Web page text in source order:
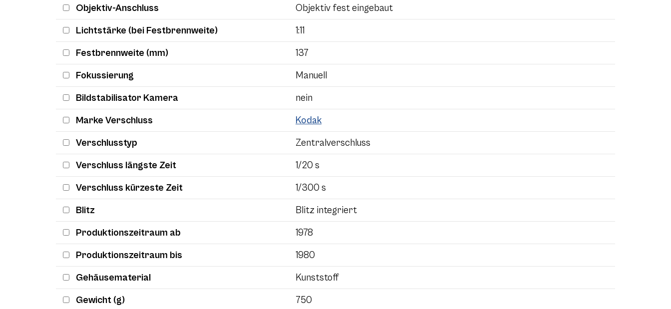
Objektiv-Anschluss Objektiv fest eingebaut
Lichtstärke (bei Festbrennweite) 1:11
Festbrennweite (mm) 137
Fokussierung Manuell
Bildstabilisator Kamera nein
Marke Verschluss Kodak
Verschlusstyp Zentralverschluss
Verschluss längste Zeit 1/20 s
Verschluss kürzeste Zeit 1/300 s
Blitz Blitz integriert
Produktionszeitraum ab 1978
Produktionszeitraum bis 1980
Gehäusematerial Kunststoff
Gewicht (g) 750